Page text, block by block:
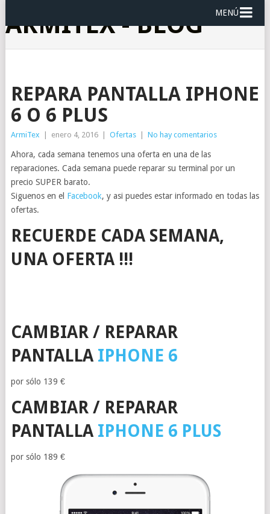
ARMITEX - BLOG MENÚ
REPARA PANTALLA IPHONE
6 O 6 PLUS
ArmiTex enero 4, 2016 Ofertas No hay comentarios
Ahora, cada semana tenemos una oferta en una de las
reparaciones. Cada semana puede reparar su terminal por un
precio SUPER barato.
Siguenos en el Facebook, y asi puedes estar informado en todas las
ofertas.
RECUERDE CADA SEMANA,
UNA OFERTA !!!
CAMBIAR / REPARAR
PANTALLA IPHONE 6
por sólo 139 €
CAMBIAR / REPARAR
PANTALLA IPHONE 6 PLUS
por sólo 189 €